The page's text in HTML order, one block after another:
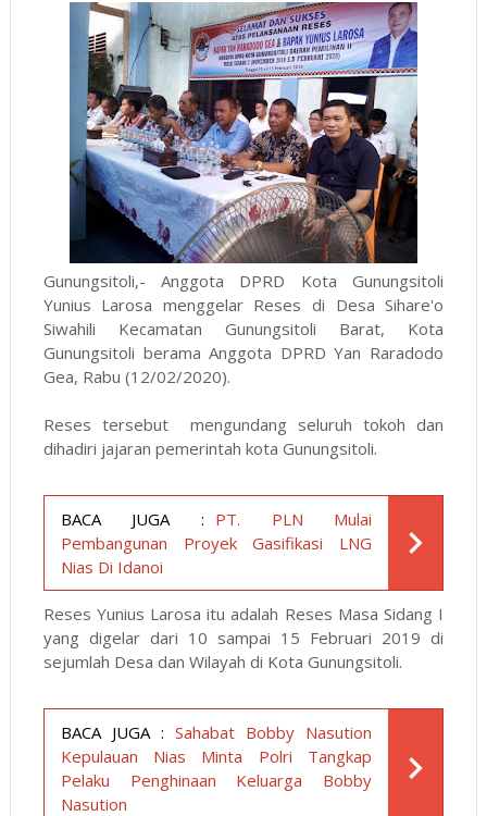
Gunungsitoli,- Anggota DPRD Kota Gunungsitoli
Yunius Larosa menggelar Reses di Desa Sihare'o
Siwahili Kecamatan Gunungsitoli Barat, Kota
Gunungsitoli berama Anggota DPRD Yan Raradodo
Gea, Rabu (12/02/2020).
Reses tersebut mengundang seluruh tokoh dan
dihadiri jajaran pemerintah kota Gunungsitoli.
BACA JUGA : PT. PLN Mulai
Pembangunan Proyek Gasifikasi LNG
Nias Di Idanoi
Reses Yunius Larosa itu adalah Reses Masa Sidang I
yang digelar dari 10 sampai 15 Februari 2019 di
sejumlah Desa dan Wilayah di Kota Gunungsitoli.
BACA JUGA : Sahabat Bobby Nasution
Kepulauan Nias Minta Polri Tangkap
Pelaku Penghinaan Keluarga Bobby
Nasution